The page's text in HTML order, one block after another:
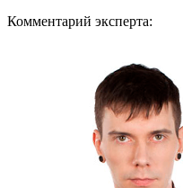
Комментарий эксперта: